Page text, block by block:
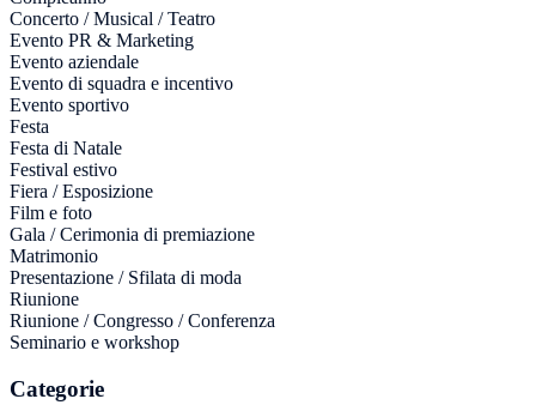
Concerto / Musical / Teatro
Evento PR & Marketing
Evento aziendale
Evento di squadra e incentivo
Evento sportivo
Festa
Festa di Natale
Festival estivo
Fiera / Esposizione
Film e foto
Gala / Cerimonia di premiazione
Matrimonio
Presentazione / Sfilata di moda
Riunione
Riunione / Congresso / Conferenza
Seminario e workshop
Categorie